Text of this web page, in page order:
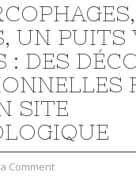
UN PUITS
: DES
SITE
Comment